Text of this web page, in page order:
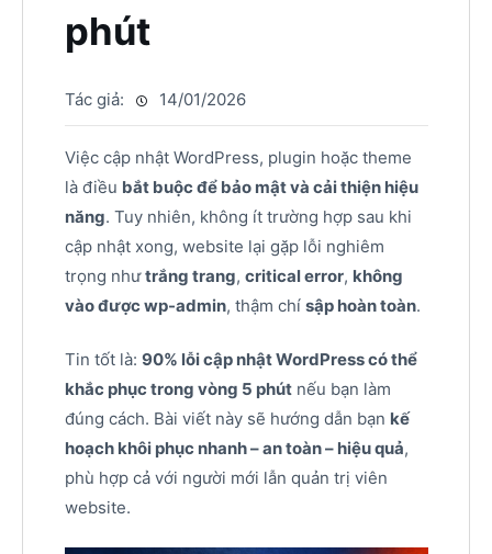
phút
Tác giả: 14/01/2026
Việc cập nhật WordPress, plugin hoặc theme
là điều bắt buộc để bảo mật và cải thiện hiệu
năng. Tuy nhiên, không ít trường hợp sau khi
cập nhật xong, website lại gặp lỗi nghiêm
trọng nhưtrắng trang, critical error, không
vào được wp-admin, thậm chí sập hoàn toàn.
Tin tốt là: 90% lỗi cập nhật WordPress có thể
khắc phục trong vòng 5 phútnếu bạn làm
đúng cách. Bài viết này sẽ hướng dẫn bạn kế
hoạch khôi phục nhanh – an toàn – hiệu quả,
phù hợp cả với người mới lẫn quản trị viên
website.